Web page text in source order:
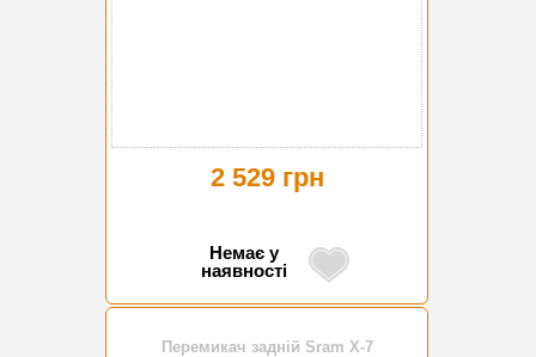
2 529 грн
Немає у
наявності
Перемикач задній Sram X-7